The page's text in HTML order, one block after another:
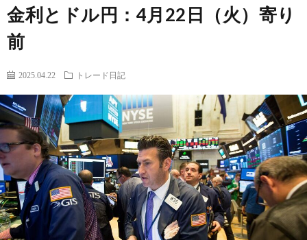
投
世
界
情
勢
マ
金利とドル円：4月22日（火）寄り
前
2025.04.22 トレード日記